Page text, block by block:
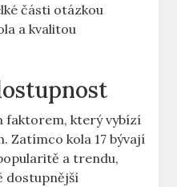
části otázkou⁢
a kvalitou
faktorem,​ který vybízí⁣
Zatímco kola 17 bývají
a trendu,
dostupnější